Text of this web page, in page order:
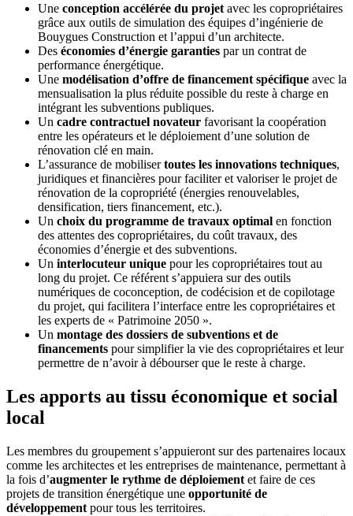
Une conception accélérée du projet avec les copropriétaires
grâce aux outils de simulation des équipes d’ingénierie de
Bouygues Construction et l’appui d’un architecte.
Des économies d’énergie garanties par un contrat de
performance énergétique.
Une modélisation d’offre de financement spécifique avec la
mensualisation la plus réduite possible du reste à charge en
intégrant les subventions publiques.
Un cadre contractuel novateur favorisant la coopération
entre les opérateurs et le déploiement d’une solution de
rénovation clé en main.
L’assurance de mobilisertoutes les innovations techniques,
juridiques et financières pour faciliter et valoriser le projet de
rénovation de la copropriété (énergies renouvelables,
densification, tiers financement, etc.).
Un choix du programme de travaux optimal en fonction
des attentes des copropriétaires, du coût travaux, des
économies d’énergie et des subventions.
Un interlocuteur unique pour les copropriétaires tout au
long du projet. Ce référent s’appuiera sur des outils
numériques de coconception, de codécision et de copilotage
du projet, qui facilitera l’interface entre les copropriétaires et
les experts de « Patrimoine 2050 ».
Un montage des dossiers de subventions et de
financements pour simplifier la vie des copropriétaires et leur
permettre de n’avoir à débourser que le reste à charge.
Les apports au tissu économique et social
local
Les membres du groupement s’appuieront sur des partenaires locaux
comme les architectes et les entreprises de maintenance, permettant à
la fois d’augmenter le rythme de déploiement et faire de ces
projets de transition énergétique une opportunité de
développement pour tous les territoires.